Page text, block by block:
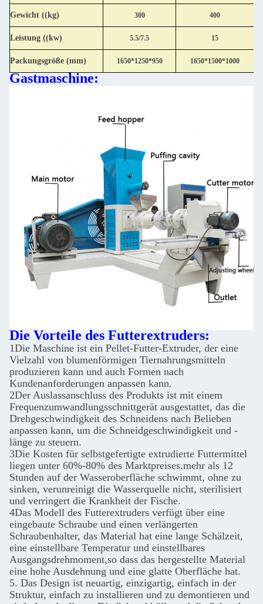
Gewicht ((kg) 300 400
Leistung ((kw) 5.5/7.5 15
Packungsgröße (mm) 1650*1250*950 1650*1500*1000
Gastmaschine:
Die Vorteile des Futterextruders:
1Die Maschine ist ein Pellet-Futter-Extruder, der eine
Vielzahl von blumenförmigen Tiernahrungsmitteln
produzieren kann und auch Formen nach
Kundenanforderungen anpassen kann.
2Der Auslassanschluss des Produkts ist mit einem
Frequenzumwandlungsschnittgerät ausgestattet, das die
Drehgeschwindigkeit des Schneidens nach Belieben
anpassen kann, um die Schneidgeschwindigkeit und -
länge zu steuern.
3Die Kosten für selbstgefertigte extrudierte Futtermittel
liegen unter 60%-80% des Marktpreises.mehr als 12
Stunden auf der Wasseroberfläche schwimmt, ohne zu
sinken, verunreinigt die Wasserquelle nicht, sterilisiert
und verringert die Krankheit der Fische.
4Das Modell des Futterextruders verfügt über eine
eingebaute Schraube und einen verlängerten
Schraubenhalter, das Material hat eine lange Schälzeit,
eine einstellbare Temperatur und einstellbares
Ausgangsdrehmoment,so dass das hergestellte Material
eine hohe Ausdehnung und eine glatte Oberfläche hat.
5. Das Design ist neuartig, einzigartig, einfach in der
Struktur, einfach zu installieren und zu demontieren und